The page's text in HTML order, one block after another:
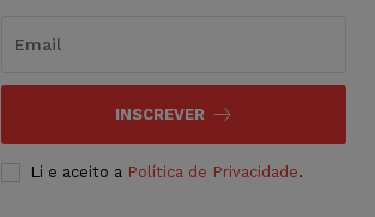
INSCREVER
Li e aceito a Política de Privacidade.